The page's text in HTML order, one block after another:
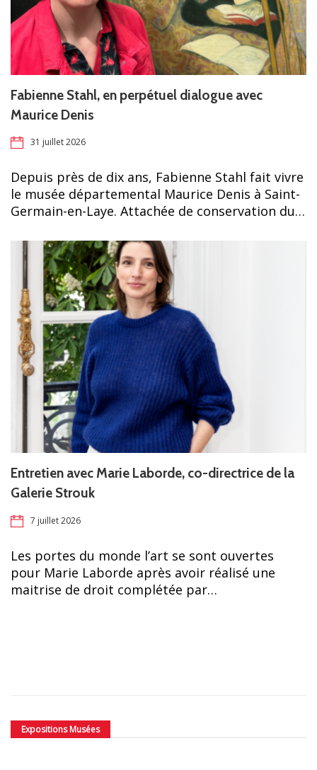
Fabienne Stahl, en perpétuel dialogue avec
Maurice Denis
31 juillet 2026
Depuis près de dix ans, Fabienne Stahl fait vivre
le musée départemental Maurice Denis à Saint-
Germain-en-Laye. Attachée de conservation du…
Entretien avec Marie Laborde, co-directrice de la
Galerie Strouk
7 juillet 2026
Les portes du monde l’art se sont ouvertes
pour Marie Laborde après avoir réalisé une
maitrise de droit complétée par…
Expositions Musées